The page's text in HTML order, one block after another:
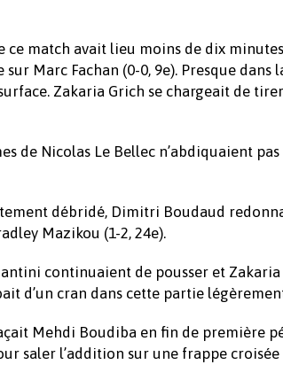
match avait lieu moins de dix
sur Marc Fachan (0-0, 9e). Presque
Zakaria Grich se chargeait de
de Nicolas Le Bellec n’abdiquaient
débridé, Dimitri Boudaud
Mazikou (1-2, 24e).
continuaient de pousser et
d’un cran dans cette partie
Mehdi Boudiba en fin de première
saler l’addition sur une frappe croisée